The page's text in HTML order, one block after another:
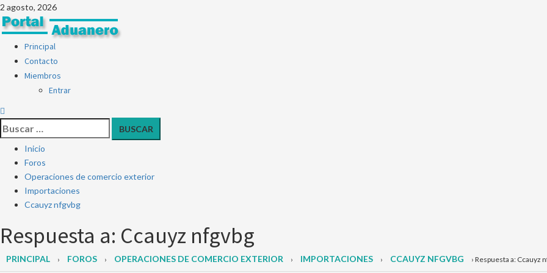
2 agosto, 2026
Principal
Contacto
Miembros
Entrar
Inicio
Foros
Operaciones de comercio exterior
Importaciones
Ccauyz nfgvbg
Respuesta a: Ccauyz nfgvbg
PRINCIPAL › FOROS › OPERACIONES DE COMERCIO EXTERIOR › IMPORTACIONES › CCAUYZ NFGVBG › Respuesta a: Ccauyz